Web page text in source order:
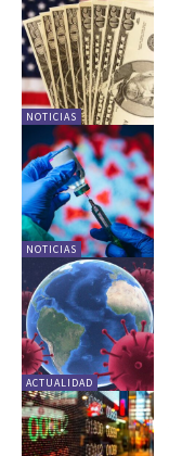
NOTICIAS
NOTICIAS
ACTUALIDAD